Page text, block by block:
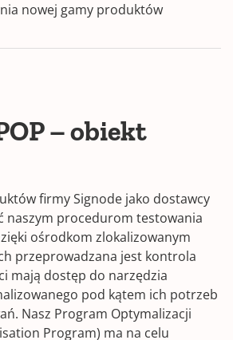
nowej gamy produktów
– obiekt
firmy Signode jako dostawcy
naszym procedurom testowania
ośrodkom zlokalizowanym
przeprowadzana jest kontrola
mają dostęp do narzędzia
pod kątem ich potrzeb
Nasz Program Optymalizacji
Program) ma na celu